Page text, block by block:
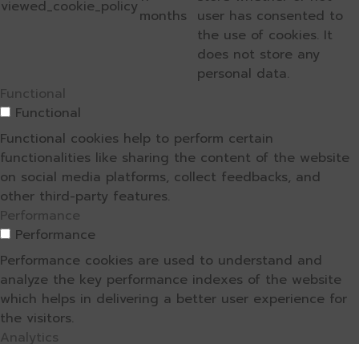
viewed_cookie_policymonths
user has consented to
the use of cookies. It
does not store any
personal data.
Functional
Functional
Functional cookies help to perform certain
functionalities like sharing the content of the website
on social media platforms, collect feedbacks, and
other third-party features.
Performance
Performance
Performance cookies are used to understand and
analyze the key performance indexes of the website
which helps in delivering a better user experience for
the visitors.
Analytics